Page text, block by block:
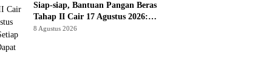
Siap-siap, Bantuan Pangan Beras
Tahap II Cair 17 Agustus 2026:
Setiap KPM Dapat 30 Kg
8 Agustus 2026